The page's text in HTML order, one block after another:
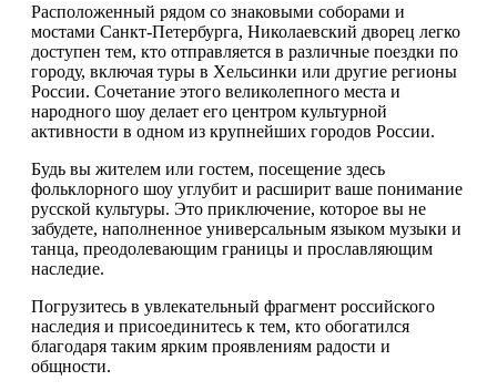
Расположенный рядом со знаковыми соборами и
мостами Санкт-Петербурга, Николаевский дворец легко
доступен тем, кто отправляется в различные поездки по
городу, включая туры в Хельсинки или другие регионы
России. Сочетание этого великолепного места и
народного шоу делает его центром культурной
активности в одном из крупнейших городов России.
Будь вы жителем или гостем, посещение здесь
фольклорного шоу углубит и расширит ваше понимание
русской культуры. Это приключение, которое вы не
забудете, наполненное универсальным языком музыки и
танца, преодолевающим границы и прославляющим
наследие.
Погрузитесь в увлекательный фрагмент российского
наследия и присоединитесь к тем, кто обогатился
благодаря таким ярким проявлениям радости и
общности.